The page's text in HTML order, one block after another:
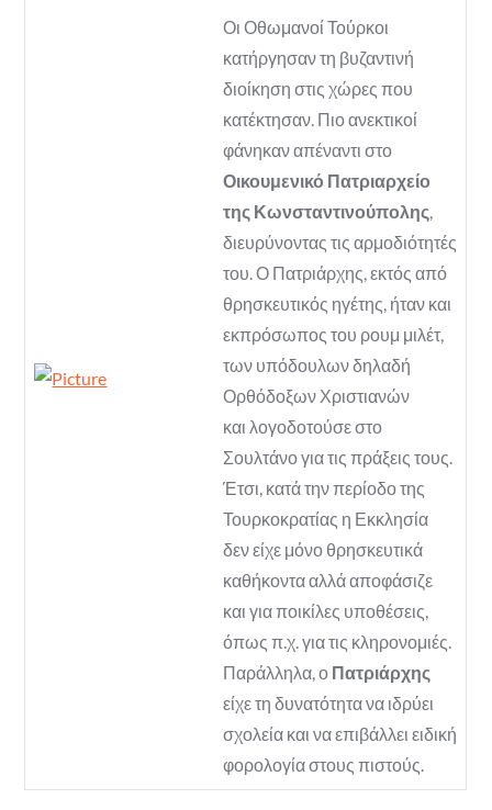
​Οι Οθωμανοί Τούρκοι
κατήργησαν τη βυζαντινή
διοίκηση στις χώρες που
κατέκτησαν. Πιο ανεκτικοί
φάνηκαν απέναντι στο
Οικουμενικό Πατριαρχείο
της Κωνσταντινούπολης,
διευρύνοντας τις αρμοδιότητές
του. Ο Πατριάρχης, εκτός από
θρησκευτικός ηγέτης, ήταν και
εκπρόσωπος του ρουμ μιλέτ,
των υπόδουλων δηλαδή
Ορθόδοξων Χριστιανών
και λογοδοτούσε στο
Σουλτάνο για τις πράξεις τους.
Έτσι, κατά την περίοδο της
Τουρκοκρατίας η Εκκλησία
δεν είχε μόνο θρησκευτικά
καθήκοντα αλλά αποφάσιζε
και για ποικίλες υποθέσεις,
όπως π.χ. για τις κληρονομιές.
Παράλληλα, ο Πατριάρχης
είχε τη δυνατότητα να ιδρύει
σχολεία και να επιβάλλει ειδική
φορολογία στους πιστούς.